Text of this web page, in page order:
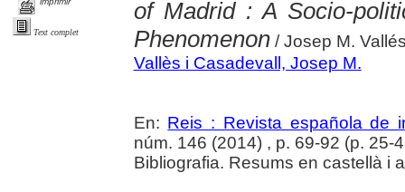
Text complet
of Madrid : A Socio-
Phenomenon/ Josep M.
Vallès i Casadevall, Josep M.
En: Reis : Revista española de
núm. 146 (2014) , p. 69-92 (p. 25-
Bibliografia. Resums en castellà i